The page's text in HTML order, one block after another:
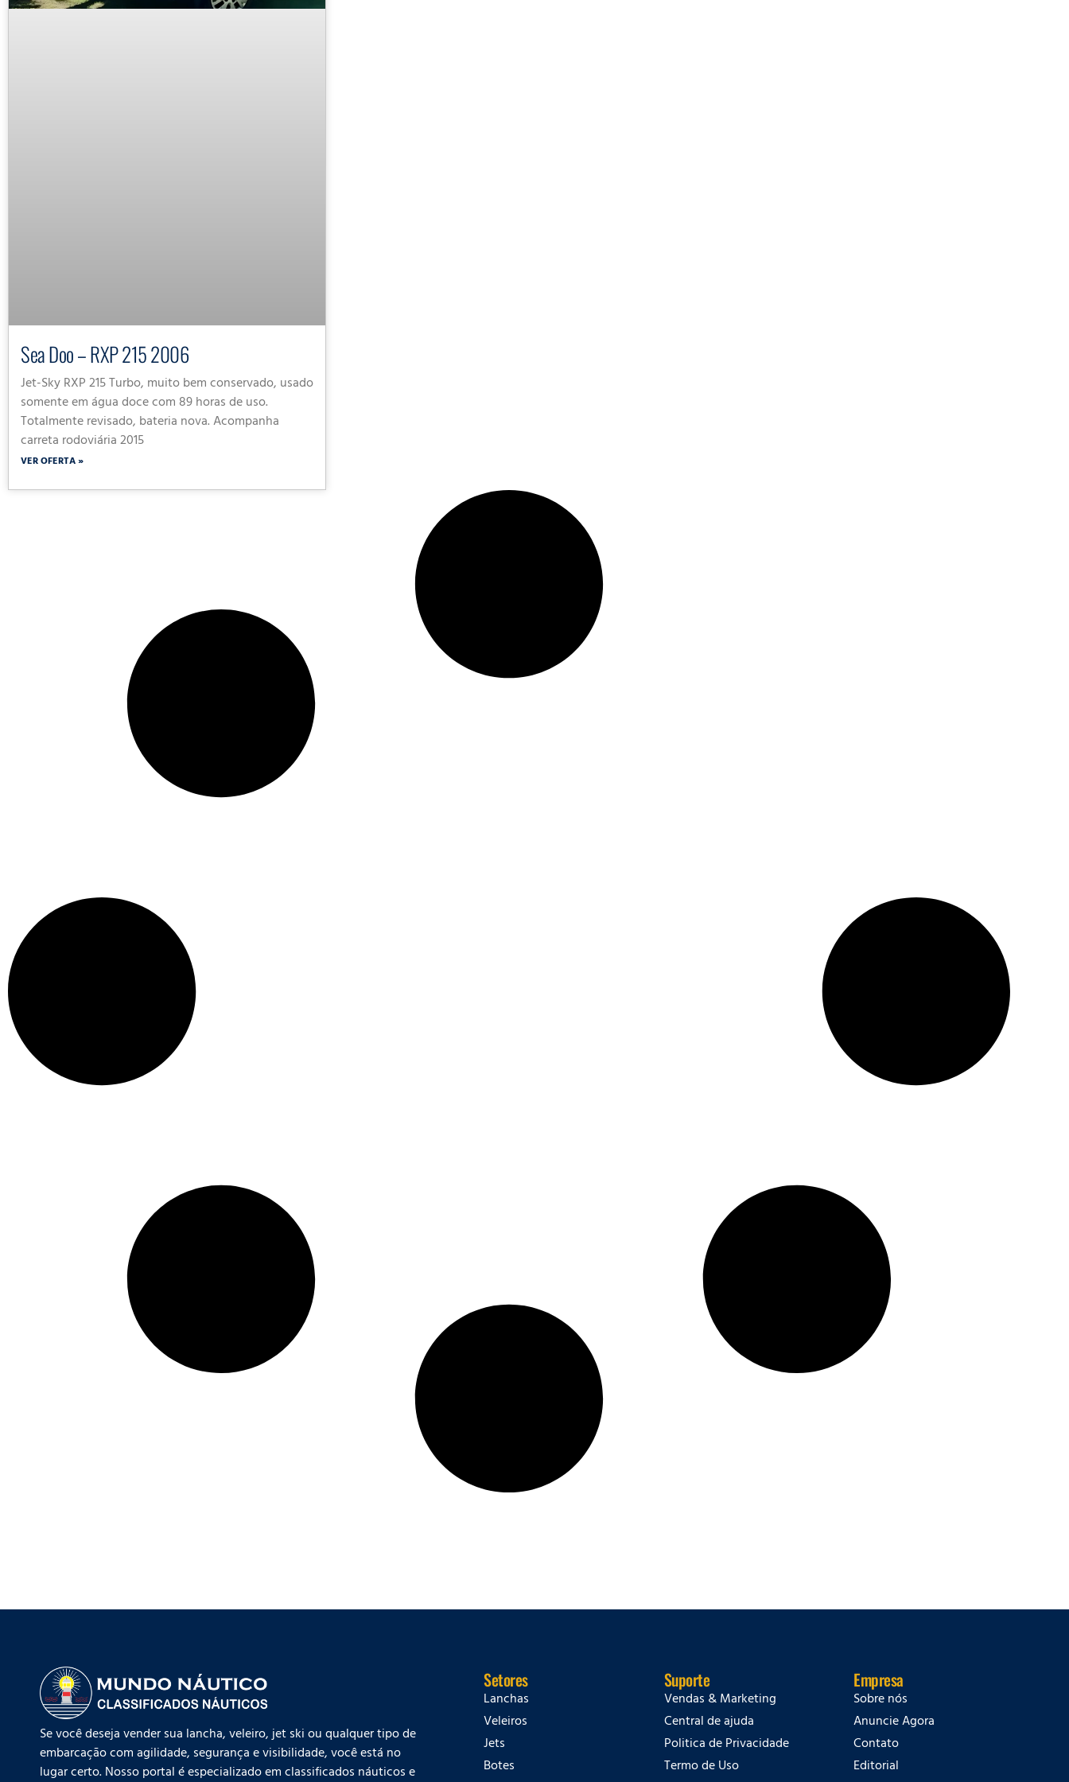
Sea Doo – RXP 215 2006
Jet-Sky RXP 215 Turbo, muito bem conservado, usado
somente em água doce com 89 horas de uso.
Totalmente revisado, bateria nova. Acompanha
carreta rodoviária 2015
VER OFERTA »
Se você deseja vender sua lancha, veleiro, jet ski ou qualquer tipo de
embarcação com agilidade, segurança e visibilidade, você está no
lugar certo. Nosso portal é especializado em classificados náuticos e
Setores
Lanchas
Veleiros
Jets
Botes
Suporte
Vendas & Marketing
Central de ajuda
Politica de Privacidade
Termo de Uso
Empresa
Sobre nós
Anuncie Agora
Contato
Editorial